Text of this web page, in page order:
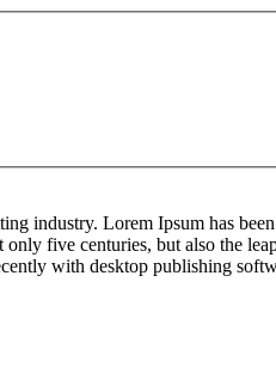
industry. Lorem Ipsum has
five centuries, but also the
with desktop publishing